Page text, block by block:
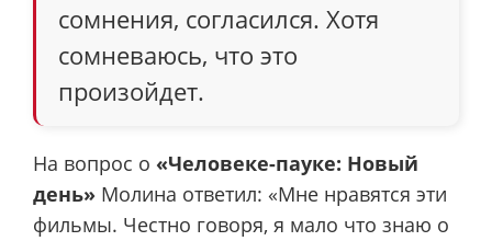
сомнения, согласился. Хотя
сомневаюсь, что это
произойдет.
На вопрос о «Человеке-пауке: Новый
день» Молина ответил: «Мне нравятся эти
фильмы. Честно говоря, я мало что знаю о